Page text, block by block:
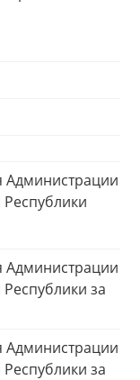
Администрации
Администрации
за
Администрации
за